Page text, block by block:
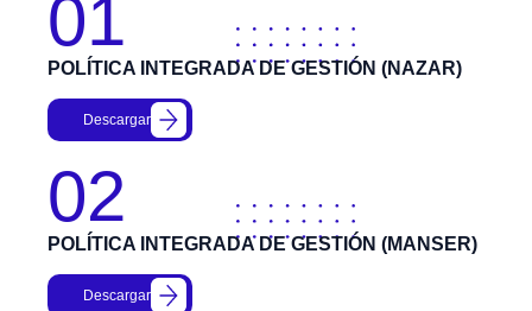
01
POLÍTICA INTEGRADA DE GESTIÓN (NAZAR)
Descargar
02
POLÍTICA INTEGRADA DE GESTIÓN (MANSER)
Descargar